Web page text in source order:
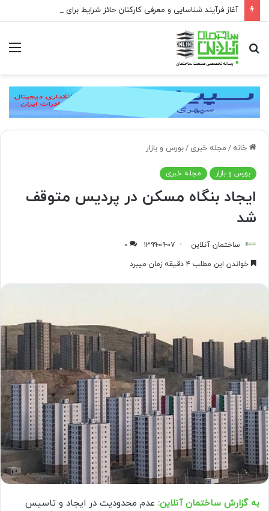
جستجو
برای
خانه / مجله خبری /بورس و بازار
بورس و بازار مجله خبری
ایجاد بنگاه مسکن در پردیس متوقف
شد
ساختمان آنلاین ۱۳۹۹-۰۹-۰۷
۰
خواندن این مطلب ۴ دقیقه زمان میبرد
به گزارش ساختمان آنلاین: عدم محدودیت در ایجاد و تاسیس